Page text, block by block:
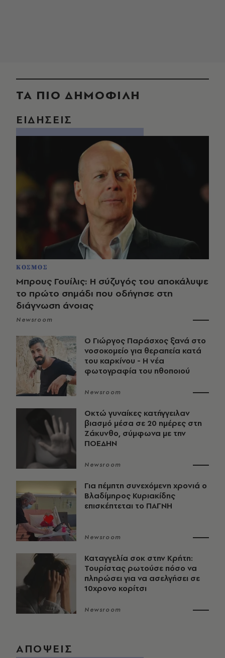
ΤΑ ΠΙΟ ΔΗΜΟΦΙΛΗ
ΕΙΔΗΣΕΙΣ
ΚΟΣΜΟΣ
Μπρους Γουίλις: Η σύζυγός του αποκάλυψε
το πρώτο σημάδι που οδήγησε στη
διάγνωση άνοιας
Newsroom
O Γιώργος Παράσχος ξανά στο
νοσοκομείο για θεραπεία κατά
του καρκίνου - Η νέα
φωτογραφία του ηθοποιού
Newsroom
Οκτώ γυναίκες κατήγγειλαν
βιασμό μέσα σε 20 ημέρες στη
Ζάκυνθο, σύμφωνα με την
ΠΟΕΔΗΝ
Newsroom
Για πέμπτη συνεχόμενη χρονιά ο
Βλαδίμηρος Κυριακίδης
επισκέπτεται το ΠΑΓΝΗ
Newsroom
Καταγγελία σοκ στην Κρήτη:
Τουρίστας ρωτούσε πόσο να
πληρώσει για να ασελγήσει σε
10χρονο κορίτσι
Newsroom
ΑΠΟΨΕΙΣ